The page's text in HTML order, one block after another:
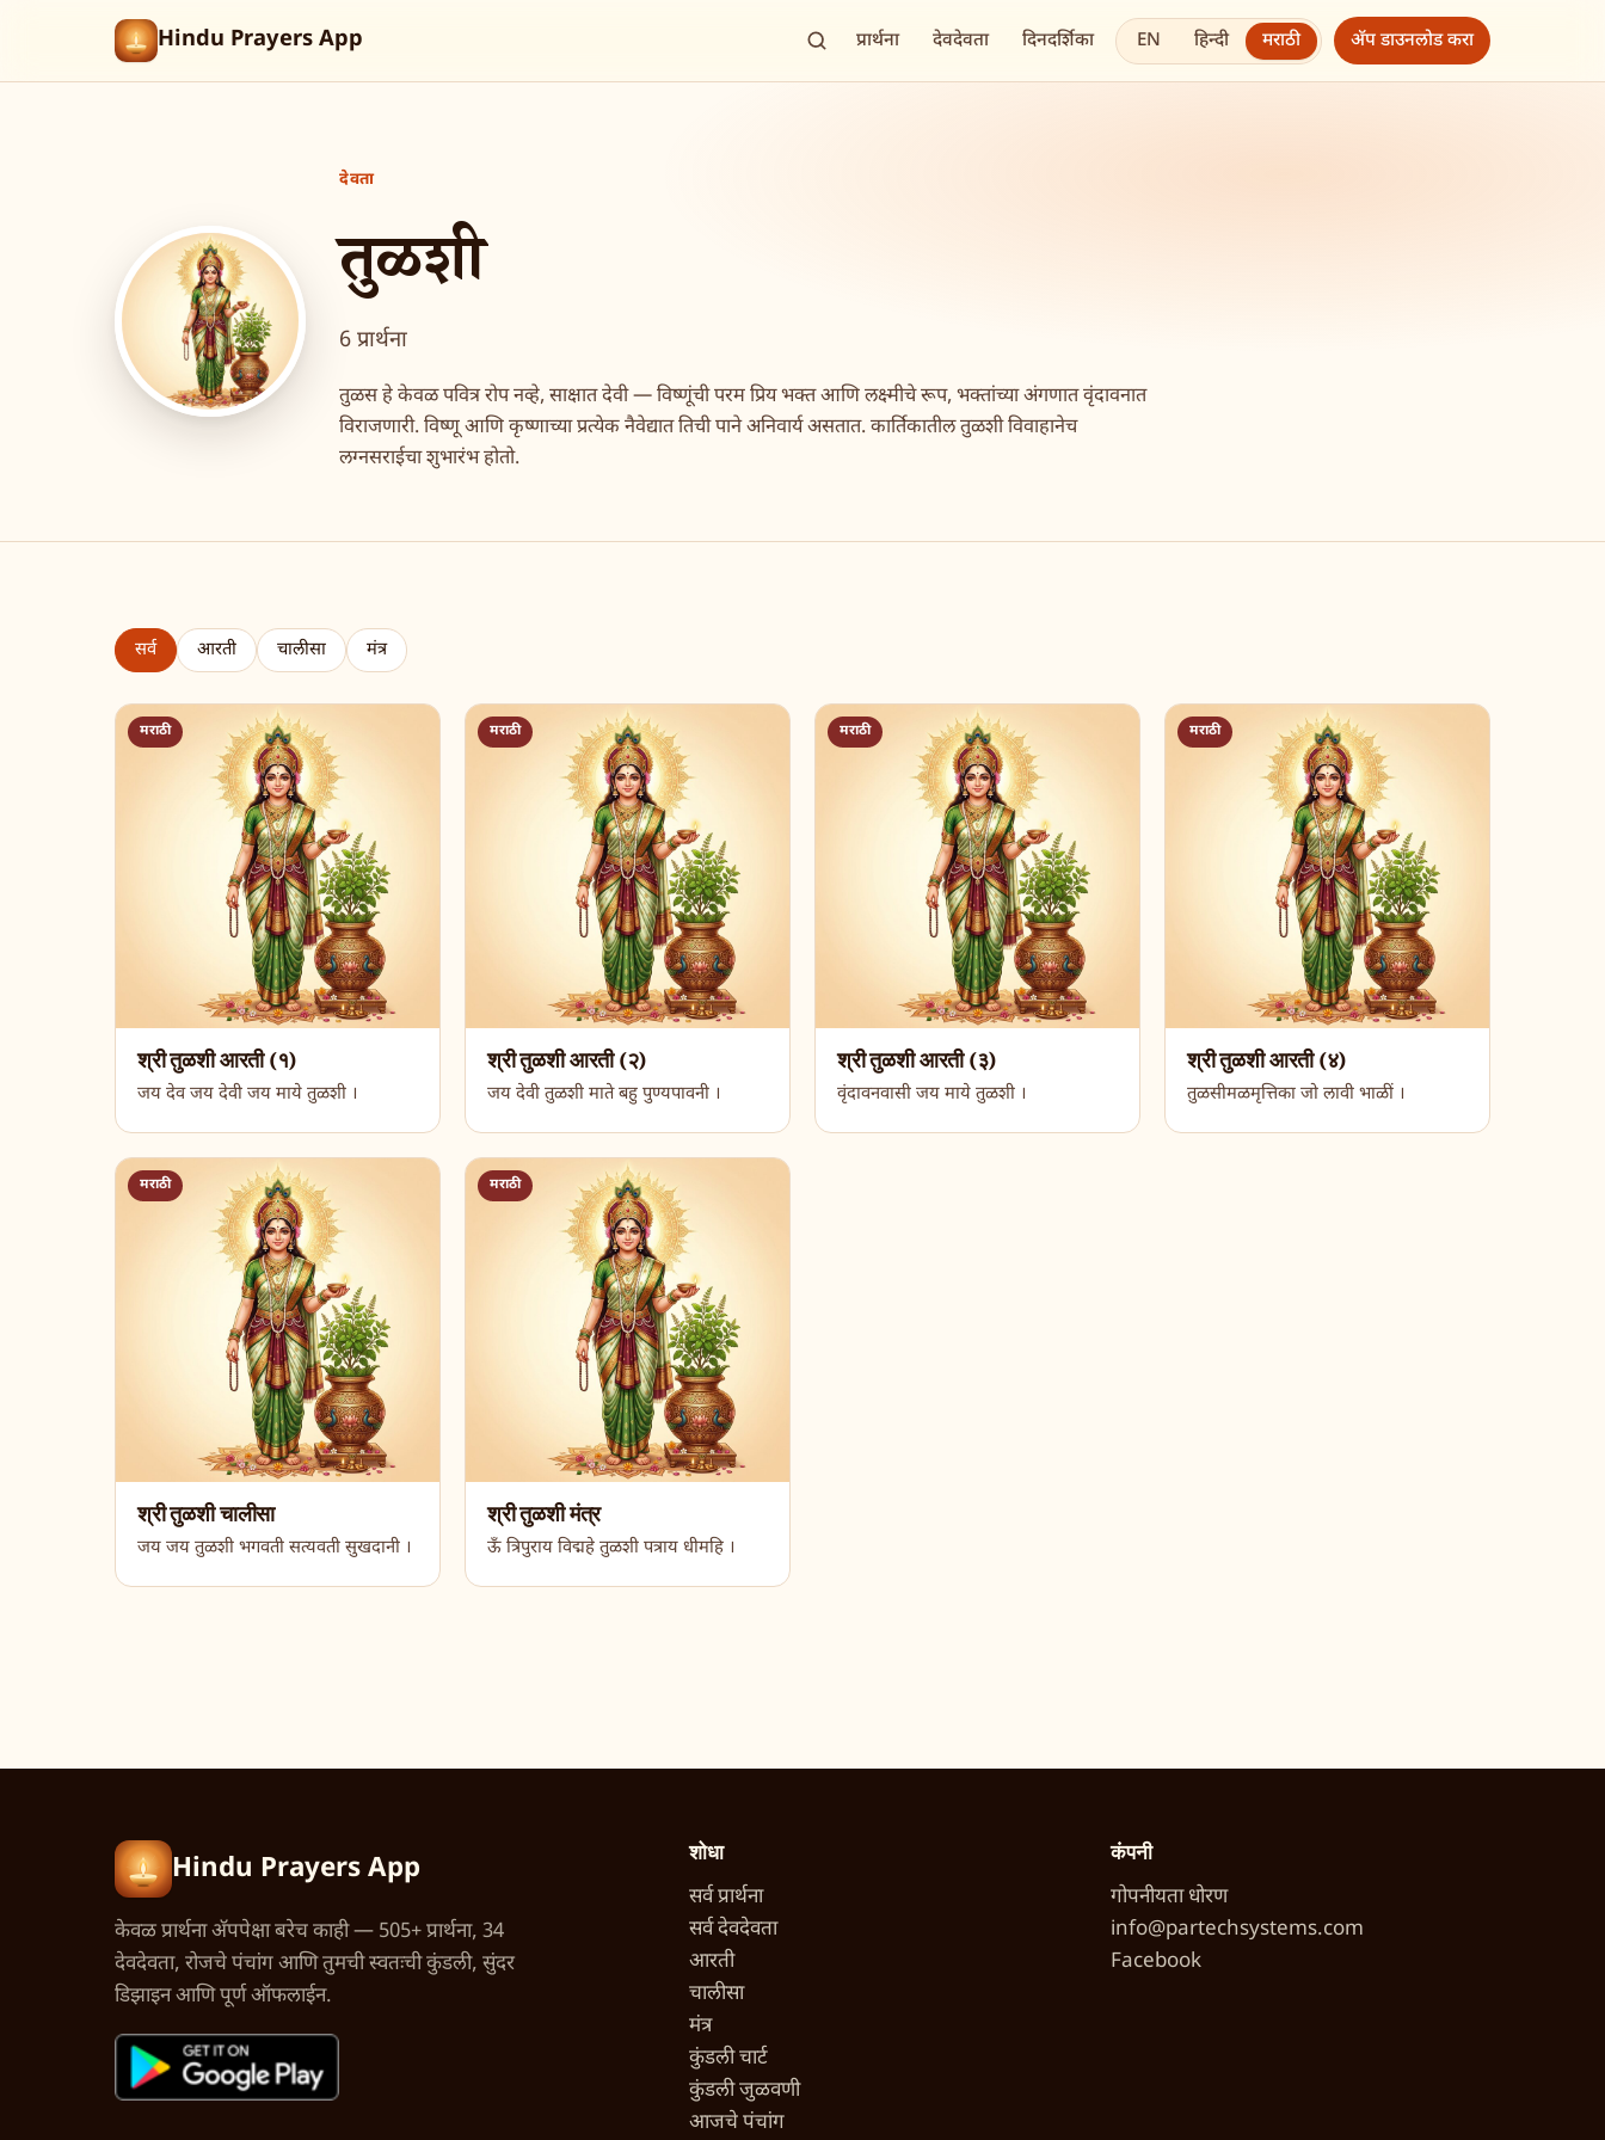
Hindu Prayers App प्रार्थना देवदेवता दिनदर्शिका EN हिन्दी मराठी अ‍ॅप डाउनलोड करा
देवता
तुळशी
6 प्रार्थना
तुळस हे केवळ पवित्र रोप नव्हे, साक्षात देवी — विष्णूंची परम प्रिय भक्त आणि लक्ष्मीचे रूप, भक्तांच्या अंगणात वृंदावनात
विराजणारी. विष्णू आणि कृष्णाच्या प्रत्येक नैवेद्यात तिची पाने अनिवार्य असतात. कार्तिकातील तुळशी विवाहानेच
लग्नसराईचा शुभारंभ होतो.
सर्व आरती चालीसा मंत्र
मराठी
श्री तुळशी आरती (१)
जय देव जय देवी जय माये तुळशी ।
मराठी
श्री तुळशी आरती (२)
जय देवी तुळशी माते बहु पुण्यपावनी ।
मराठी
श्री तुळशी आरती (३)
वृंदावनवासी जय माये तुळशी ।
मराठी
श्री तुळशी आरती (४)
तुळसीमळमृत्तिका जो लावी भाळीं ।
मराठी
श्री तुळशी चालीसा
जय जय तुळशी भगवती सत्यवती सुखदानी ।
मराठी
श्री तुळशी मंत्र
ऊँ त्रिपुराय विद्महे तुळशी पत्राय धीमहि ।
Hindu Prayers App
केवळ प्रार्थना अ‍ॅपपेक्षा बरेच काही — 505+ प्रार्थना, 34
देवदेवता, रोजचे पंचांग आणि तुमची स्वतःची कुंडली, सुंदर
डिझाइन आणि पूर्ण ऑफलाईन.
शोधा
सर्व प्रार्थना
सर्व देवदेवता
आरती
चालीसा
मंत्र
कुंडली चार्ट
कुंडली जुळवणी
आजचे पंचांग
कंपनी
गोपनीयता धोरण
info@partechsystems.com
Facebook